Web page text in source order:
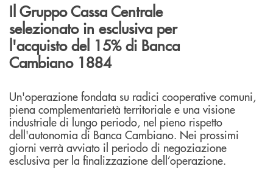
Il Gruppo Cassa Centrale
selezionato in esclusiva per
l'acquisto del 15% di Banca
Cambiano 1884
Un'operazione fondata su radici cooperative comuni,
piena complementarietà territoriale e una visione
industriale di lungo periodo, nel pieno rispetto
dell'autonomia di Banca Cambiano. Nei prossimi
giorni verrà avviato il periodo di negoziazione
esclusiva per la finalizzazione dell’operazione.